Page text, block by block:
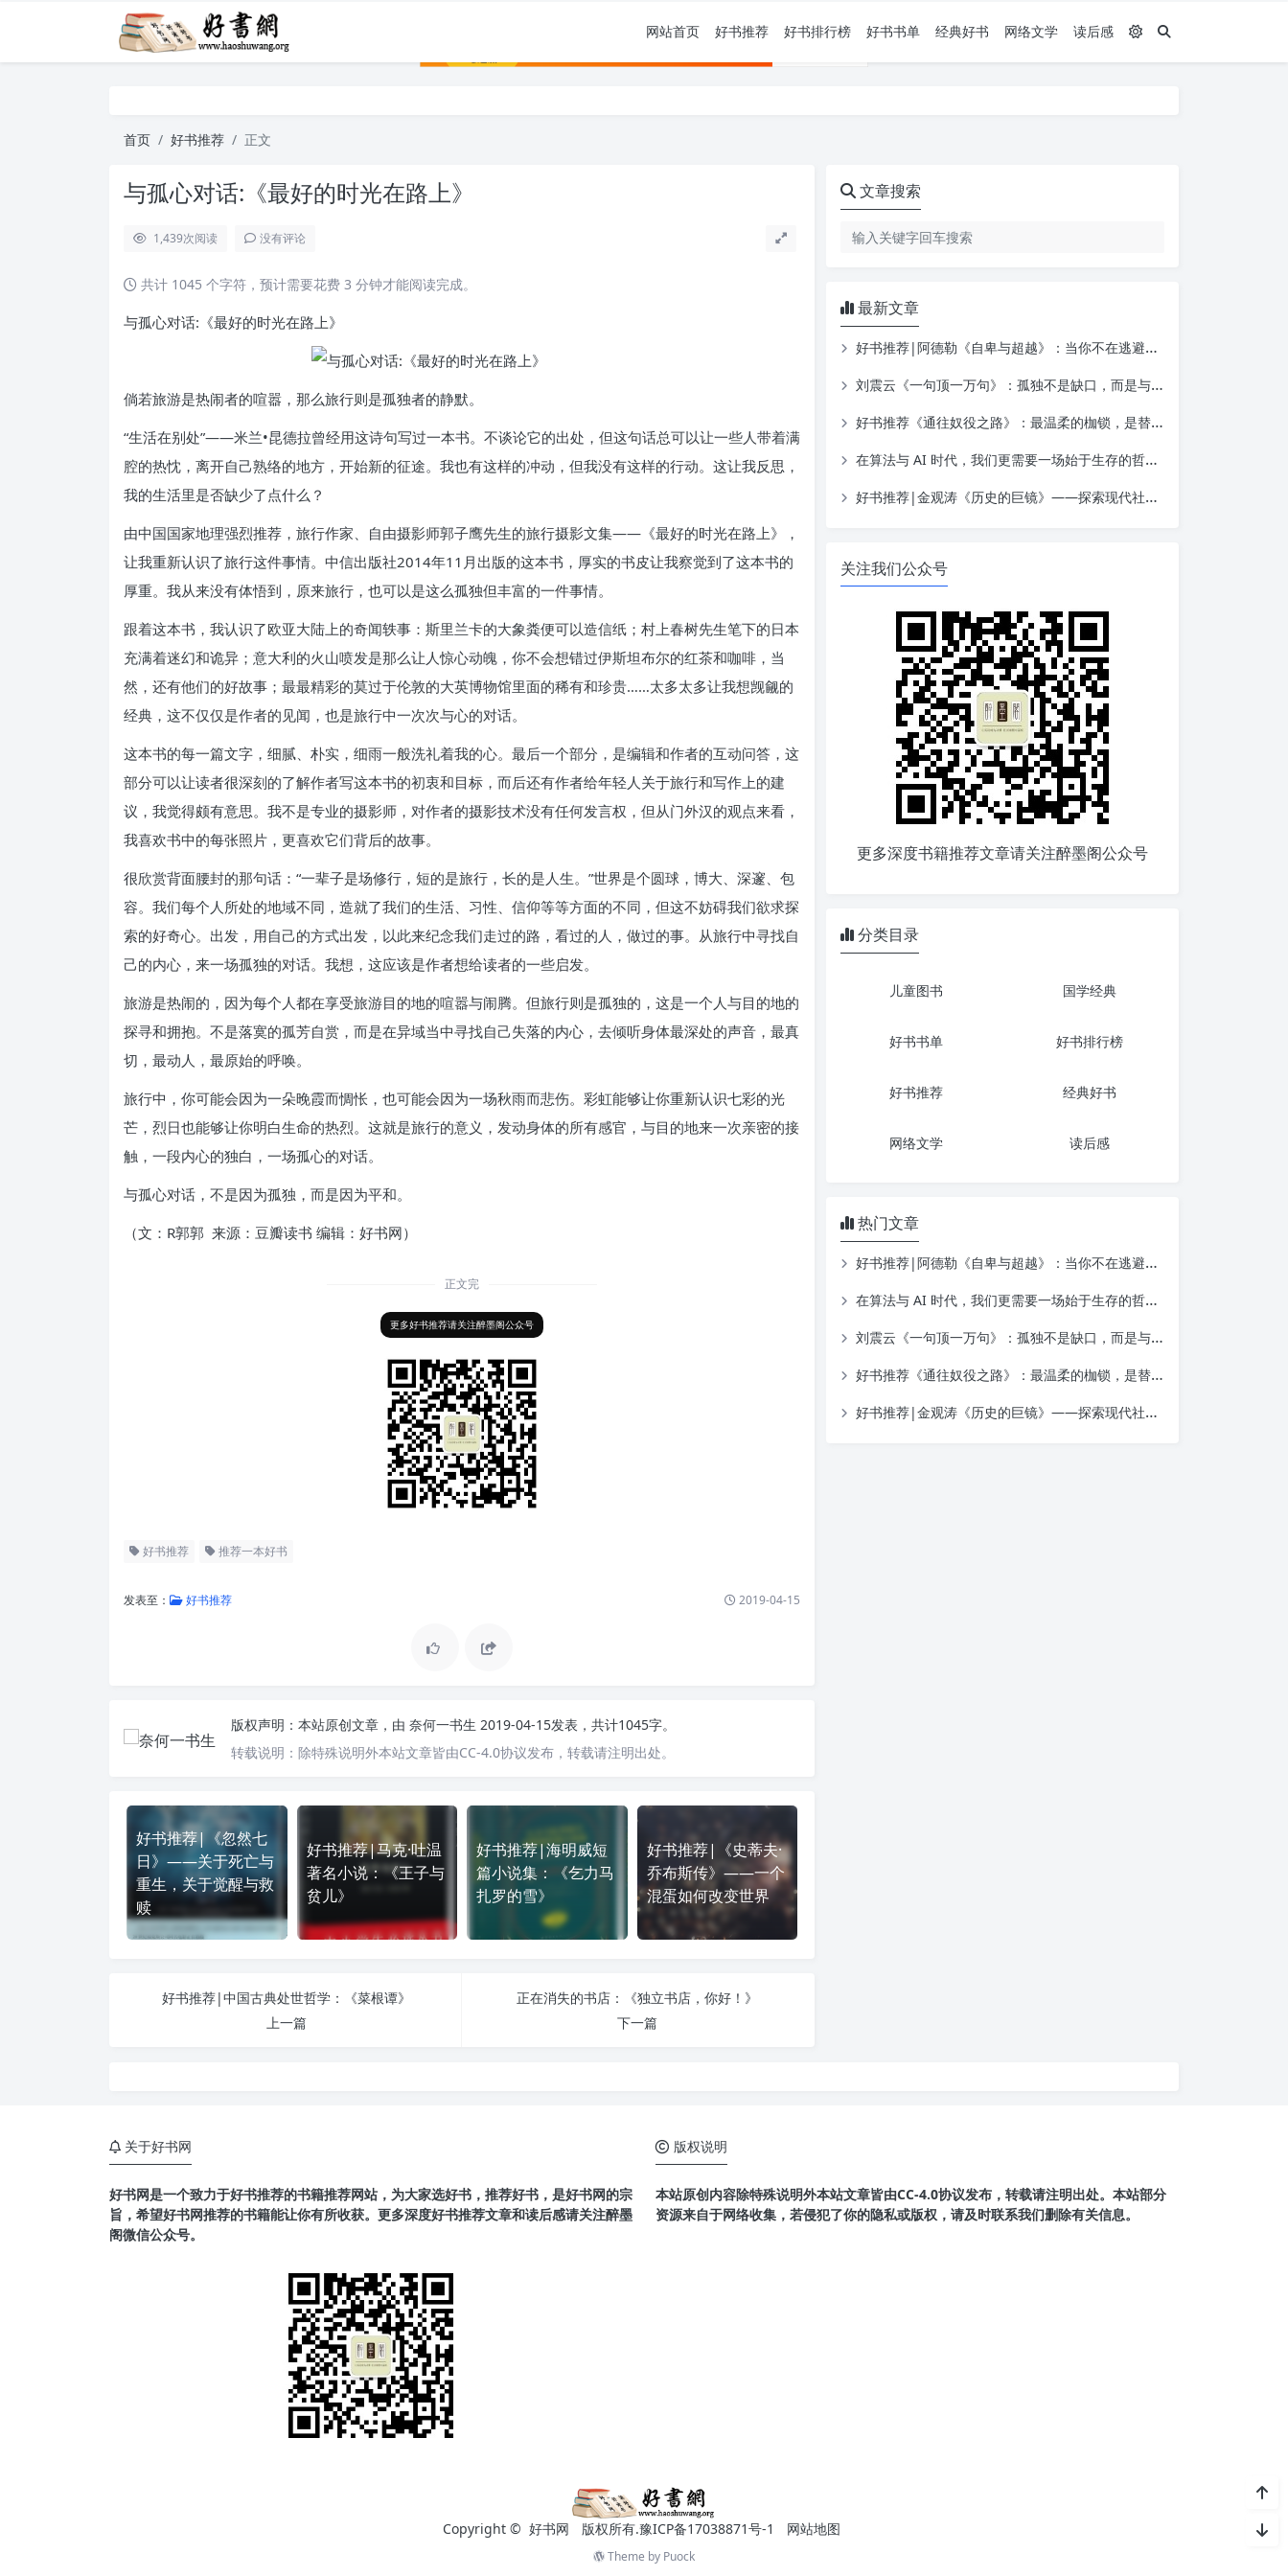
网站首页 好书推荐 好书排行榜 好书书单 经典好书 网络文学 读后感
首页 好书推荐 正文
与孤心对话:《最好的时光在路上》
1,439次阅读 没有评论
共计 1045 个字符，预计需要花费 3 分钟才能阅读完成。
与孤心对话:《最好的时光在路上》
倘若旅游是热闹者的喧嚣，那么旅行则是孤独者的静默。
“生活在别处”——米兰•昆德拉曾经用这诗句写过一本书。不谈论它的出处，但这句话总可以让一些人带着满
腔的热忱，离开自己熟络的地方，开始新的征途。我也有这样的冲动，但我没有这样的行动。这让我反思，
我的生活里是否缺少了点什么？
由中国国家地理强烈推荐，旅行作家、自由摄影师郭子鹰先生的旅行摄影文集——《最好的时光在路上》，
让我重新认识了旅行这件事情。中信出版社2014年11月出版的这本书，厚实的书皮让我察觉到了这本书的
厚重。我从来没有体悟到，原来旅行，也可以是这么孤独但丰富的一件事情。
跟着这本书，我认识了欧亚大陆上的奇闻轶事：斯里兰卡的大象粪便可以造信纸；村上春树先生笔下的日本
充满着迷幻和诡异；意大利的火山喷发是那么让人惊心动魄，你不会想错过伊斯坦布尔的红茶和咖啡，当
然，还有他们的好故事；最最精彩的莫过于伦敦的大英博物馆里面的稀有和珍贵……太多太多让我想觊觎的
经典，这不仅仅是作者的见闻，也是旅行中一次次与心的对话。
这本书的每一篇文字，细腻、朴实，细雨一般洗礼着我的心。最后一个部分，是编辑和作者的互动问答，这
部分可以让读者很深刻的了解作者写这本书的初衷和目标，而后还有作者给年轻人关于旅行和写作上的建
议，我觉得颇有意思。我不是专业的摄影师，对作者的摄影技术没有任何发言权，但从门外汉的观点来看，
我喜欢书中的每张照片，更喜欢它们背后的故事。
很欣赏背面腰封的那句话：“一辈子是场修行，短的是旅行，长的是人生。”世界是个圆球，博大、深邃、包
容。我们每个人所处的地域不同，造就了我们的生活、习性、信仰等等方面的不同，但这不妨碍我们欲求探
索的好奇心。出发，用自己的方式出发，以此来纪念我们走过的路，看过的人，做过的事。从旅行中寻找自
己的内心，来一场孤独的对话。我想，这应该是作者想给读者的一些启发。
旅游是热闹的，因为每个人都在享受旅游目的地的喧嚣与闹腾。但旅行则是孤独的，这是一个人与目的地的
探寻和拥抱。不是落寞的孤芳自赏，而是在异域当中寻找自己失落的内心，去倾听身体最深处的声音，最真
切，最动人，最原始的呼唤。
旅行中，你可能会因为一朵晚霞而惆怅，也可能会因为一场秋雨而悲伤。彩虹能够让你重新认识七彩的光
芒，烈日也能够让你明白生命的热烈。这就是旅行的意义，发动身体的所有感官，与目的地来一次亲密的接
触，一段内心的独白，一场孤心的对话。
与孤心对话，不是因为孤独，而是因为平和。
（文：R郭郭 来源：豆瓣读书 编辑：好书网）
正文完
更多好书推荐请关注醉墨阁公众号
好书推荐 推荐一本好书
发表至： 好书推荐 2019-04-15
版权声明： 本站原创文章，由 奈何一书生 2019-04-15发表，共计1045字。
转载说明： 除特殊说明外本站文章皆由CC-4.0协议发布，转载请注明出处。
好书推荐|《忽然七
日》——关于死亡与
重生，关于觉醒与救
赎
好书推荐|马克·吐温
著名小说：《王子与
贫儿》
好书推荐|海明威短
篇小说集：《乞力马
扎罗的雪》
好书推荐|《史蒂夫·
乔布斯传》——一个
混蛋如何改变世界
好书推荐|中国古典处世哲学：《菜根谭》
上一篇
正在消失的书店：《独立书店，你好！》
下一篇
文章搜索
最新文章
好书推荐|阿德勒《自卑与超越》：当你不在逃避自己，一切才真正的开始
刘震云《一句顶一万句》：孤独不是缺口，而是与自己相遇的入口
好书推荐《通往奴役之路》：最温柔的枷锁，是替你做决定的善意
在算法与 AI 时代，我们更需要一场始于生存的哲学觉醒——读金观涛《我的哲学探索》
好书推荐|金观涛《历史的巨镜》——探索现代社会的起源
关注我们公众号
更多深度书籍推荐文章请关注醉墨阁公众号
分类目录
儿童图书 国学经典
好书书单 好书排行榜
好书推荐 经典好书
网络文学 读后感
热门文章
好书推荐|阿德勒《自卑与超越》：当你不在逃避自己，一切才真正的开始
在算法与 AI 时代，我们更需要一场始于生存的哲学觉醒——读金观涛《我的哲学探索》
刘震云《一句顶一万句》：孤独不是缺口，而是与自己相遇的入口
好书推荐《通往奴役之路》：最温柔的枷锁，是替你做决定的善意
好书推荐|金观涛《历史的巨镜》——探索现代社会的起源
关于好书网
好书网是一个致力于好书推荐的书籍推荐网站，为大家选好书，推荐好书，是好书网的宗
旨，希望好书网推荐的书籍能让你有所收获。更多深度好书推荐文章和读后感请关注醉墨
阁微信公众号。
版权说明
本站原创内容除特殊说明外本站文章皆由CC-4.0协议发布，转载请注明出处。本站部分
资源来自于网络收集，若侵犯了你的隐私或版权，请及时联系我们删除有关信息。
Copyright © 好书网 版权所有.豫ICP备17038871号-1 网站地图
Theme by Puock